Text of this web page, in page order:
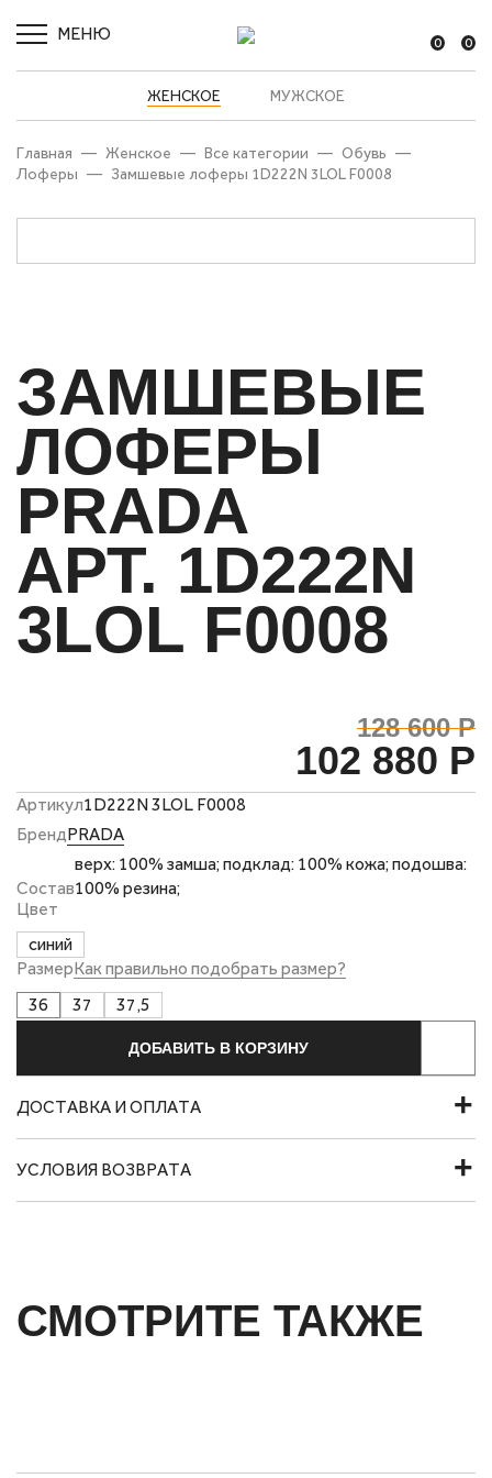
МЕНЮ 0 0
ЖЕНСКОЕ МУЖСКОЕ
Главная — Женское — Все категории — Обувь —
Лоферы — Замшевые лоферы 1D222N 3LOL F0008
ЗАМШЕВЫЕ
ЛОФЕРЫ
PRADA
АРТ. 1D222N
3LOL F0008
128 600 Р
102 880 Р
Артикул1D222N 3LOL F0008
БрендPRADA
Состав
верх: 100% замша; подклад: 100% кожа; подошва:
100% резина;
Цвет
синий
РазмерКак правильно подобрать размер?
36
37 37,5
ДОБАВИТЬ В КОРЗИНУ
ДОСТАВКА И ОПЛАТА
УСЛОВИЯ ВОЗВРАТА
СМОТРИТЕ ТАКЖЕ